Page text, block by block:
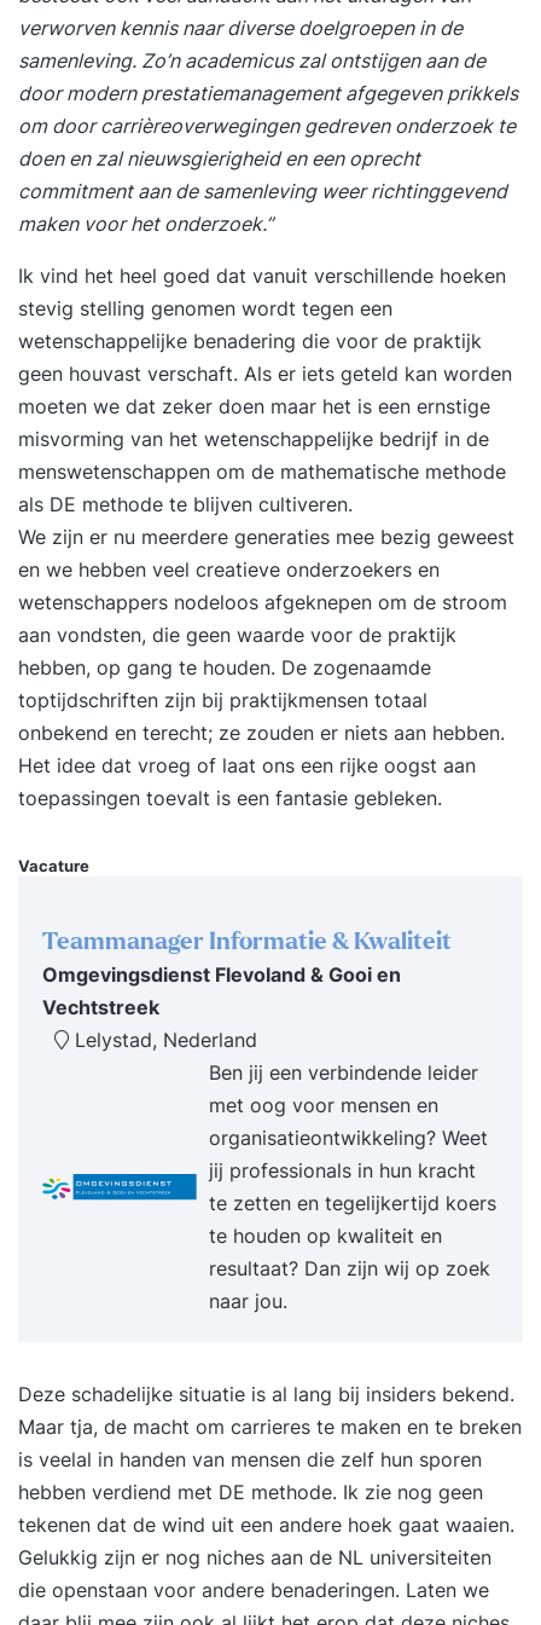
weet je bewust te communiceren tijdens kritieke
momenten en vergroot je invloed in uitdagende
situaties. Je boekt zichtbaar betere resultaten en
ervaart meer energie en voldoening in je werk.
Programma Dag 1 09:30 uur Start training Wat
effectief timemanagement werkelijk is en wat het
van jou vraagt. Inzicht in hoe jij je tijd momenteel
Energiegevers en energievreters: waar laad je van
op en waar loop je leeg. De relatie tussen
aandacht, focus en prestaties. Herkennen en
doorbreken van belemmerende denk- en
gedragspatronen. Prioriteiten stellen op basis van
impact in plaats van urgentie. Regie nemen over
je agenda, taken en verwachtingen. Formuleren
van persoonlijke leerdoelen en actiepunten voor
de komende periode. 17:00 uur Einde training
Dag 2 09:30 uur Start training Terugkoppeling op
de tussenliggende periode en behaalde
resultaten. Afrekenen met tijdverspillers,
onderbrekingen en uitstelgedrag. Omgaan met
werkdruk en stress zonder productiviteit te
verliezen. Grenzen stellen en effectief
verwachtingsmanagement. Focus houden in een
dynamische en veeleisende werkomgeving.
prioriteiten en keuzes. Borgen van nieuw gedrag
training en opstellen van een persoonlijk
praktijkgericht actieplan. 17:00 uur Einde training
Je training in 3 stappen Stap 1. Je start met een
persoonlijke intake Voorafgaand aan de training
vul je een online intake in. Wil je liever je
persoonlijke leerdoelen toelichten? Dan plannen
we graag een telefonisch intakegesprek met je in.
Op basis van je leerdoelen, achtergrond en
aandachtspunten plaatsen we je in een
trainingsgroep met vergelijkbare professionals.
Zo sluit de training optimaal aan op jouw situatie
en ontwikkelbehoefte. Stap 2. Je volgt een
verspreid over twee weken gegeven. De
trainingsdagen bestaan uit inspirerende
inleidingen, praktische opdrachten en
reflectiemomenten die direct toepasbaar zijn in je
werk. Tussen de twee trainingsdagen door pas je
het geleerde meteen toe in de praktijk. Tijdens de
tweede bijeenkomst bespreek je samen met de
verworven kennis naar diverse doelgroepen in de
samenleving. Zo’n academicus zal ontstijgen aan de
door modern prestatiemanagement afgegeven prikkels
om door carrièreoverwegingen gedreven onderzoek te
doen en zal nieuwsgierigheid en een oprecht
commitment aan de samenleving weer richtinggevend
maken voor het onderzoek.”
Ik vind het heel goed dat vanuit verschillende hoeken
stevig stelling genomen wordt tegen een
wetenschappelijke benadering die voor de praktijk
geen houvast verschaft. Als er iets geteld kan worden
moeten we dat zeker doen maar het is een ernstige
misvorming van het wetenschappelijke bedrijf in de
menswetenschappen om de mathematische methode
als DE methode te blijven cultiveren.
We zijn er nu meerdere generaties mee bezig geweest
en we hebben veel creatieve onderzoekers en
wetenschappers nodeloos afgeknepen om de stroom
aan vondsten, die geen waarde voor de praktijk
hebben, op gang te houden. De zogenaamde
toptijdschriften zijn bij praktijkmensen totaal
onbekend en terecht; ze zouden er niets aan hebben.
Het idee dat vroeg of laat ons een rijke oogst aan
toepassingen toevalt is een fantasie gebleken.
Vacature
Teammanager Informatie & Kwaliteit
Omgevingsdienst Flevoland & Gooi en
Vechtstreek
Lelystad, Nederland
Ben jij een verbindende leider
met oog voor mensen en
organisatieontwikkeling? Weet
jij professionals in hun kracht
te zetten en tegelijkertijd koers
te houden op kwaliteit en
resultaat? Dan zijn wij op zoek
naar jou.
Deze schadelijke situatie is al lang bij insiders bekend.
Maar tja, de macht om carrieres te maken en te breken
is veelal in handen van mensen die zelf hun sporen
hebben verdiend met DE methode. Ik zie nog geen
tekenen dat de wind uit een andere hoek gaat waaien.
Gelukkig zijn er nog niches aan de NL universiteiten
die openstaan voor andere benaderingen. Laten we